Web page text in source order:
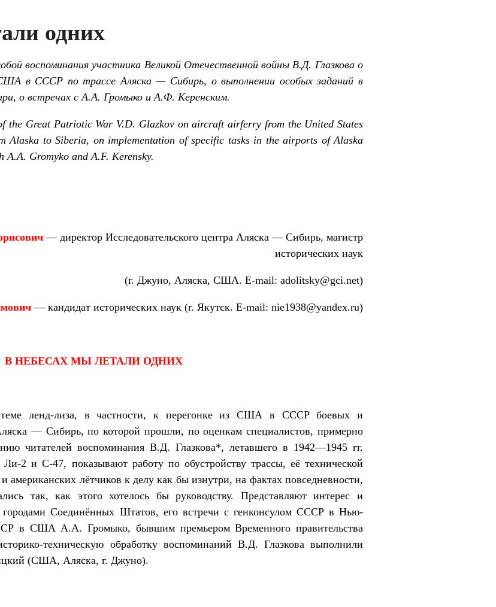
одних
воспоминания участника Великой Отечественной войны В.Д. Глазкова о
в СССР по трассе Аляска — Сибирь, о выполнении особых заданий в
о встречах с А.А. Громыко и А.Ф. Керенским.
the Great Patriotic War V.D. Glazkov on aircraft airferry from the United States
Alaska to Siberia, on implementation of specific tasks in the airports of Alaska
A.A. Gromyko and A.F. Kerensky.
— директор Исследовательского центра Аляска — Сибирь, магистр
исторических наук
(г. Джуно, Аляска, США. E-mail: adolitsky@gci.net)
— кандидат исторических наук (г. Якутск. E-mail: nie1938@yandex.ru)
В НЕБЕСАХ МЫ ЛЕТАЛИ ОДНИХ
ленд-лиза, в частности, к перегонке из США в СССР боевых и
— Сибирь, по которой прошли, по оценкам специалистов, примерно
читателей воспоминания В.Д. Глазкова*, летавшего в 1942—1945 гг.
2 и С-47, показывают работу по обустройству трассы, её технической
американских лётчиков к делу как бы изнутри, на фактах повседневности,
так, как этого хотелось бы руководству. Представляют интерес и
городами Соединённых Штатов, его встречи с генконсулом СССР в Нью-
в США А.А. Громыко, бывшим премьером Временного правительства
техническую обработку воспоминаний В.Д. Глазкова выполнили
(США, Аляска, г. Джуно).